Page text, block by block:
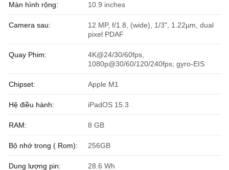
Màn hình rộng: 10.9 inches
Camera sau:
12 MP, f/1.8, (wide), 1/3", 1.22µm, dual
pixel PDAF
Quay Phim:
4K@24/30/60fps,
1080p@30/60/120/240fps; gyro-EIS
Chipset: Apple M1
Hệ điều hành: iPadOS 15.3
RAM: 8 GB
Bộ nhớ trong ( Rom): 256GB
Dung lượng pin: 28.6 Wh